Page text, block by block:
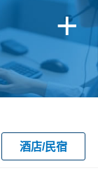
+
酒店/民宿